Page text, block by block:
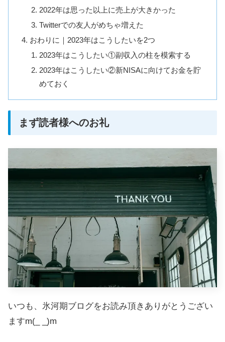
2022年は思った以上に売上が大きかった
Twitterでの友人がめちゃ増えた
おわりに｜2023年はこうしたいを2つ
2023年はこうしたい①副収入の柱を模索する
2023年はこうしたい②新NISAに向けてお金を貯
めておく
まず読者様へのお礼
いつも、氷河期ブログをお読み頂きありがとうござい
ますm(_ _)m